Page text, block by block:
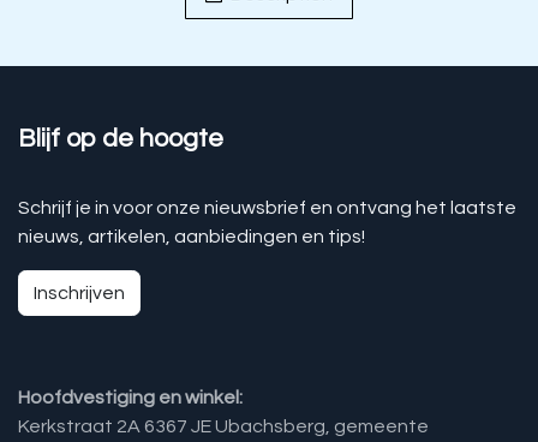
Blijf op de hoogte
Schrijf je in voor onze nieuwsbrief en ontvang het laatste
nieuws, artikelen, aanbiedingen en tips!
Inschrijven
Hoofdvestiging en winkel:
Kerkstraat 2A 6367 JE Ubachsberg, gemeente